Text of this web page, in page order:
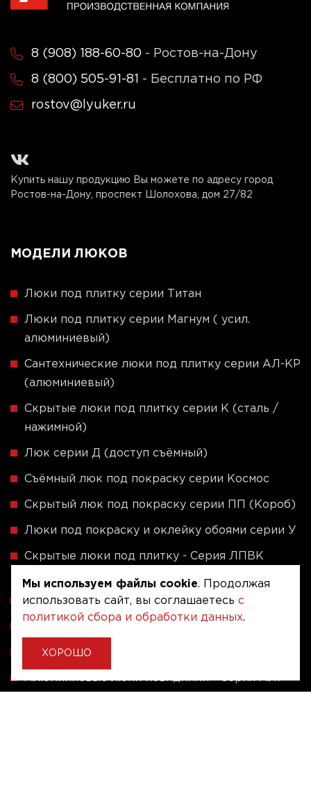
8 (908) 188-60-80 - Ростов-на-Дону
8 (800) 505-91-81 - Бесплатно по РФ
rostov@lyuker.ru
Купить нашу продукцию Вы можете по адресу город
Ростов-на-Дону, проспект Шолохова, дом 27/82
МОДЕЛИ ЛЮКОВ
Люки под плитку серии Титан
Люки под плитку серии Магнум ( усил.
алюминиевый)
Сантехнические люки под плитку серии АЛ-КР
(алюминиевый)
Скрытые люки под плитку серии K (сталь /
нажимной)
Люк серии Д (доступ съёмный)
Съёмный люк под покраску серии Космос
Скрытый люк под покраску серии ПП (Короб)
Люки под покраску и оклейку обоями серии У
Скрытые люки под плитку - Серия ЛПВК
Ревизионные люки серии A (сталь / присоска)
Напольные люки серии ФЛЮР
Рассчитать люк по индивидуальным размерам
Мы используем файлы cookie. Продолжая
использовать сайт, вы соглашаетесь с
политикой сбора и обработки данных.
ХОРОШО